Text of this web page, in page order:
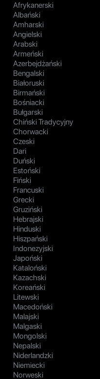
Afrykanerski
Albański
Amharski
Angielski
Arabski
Armeński
Azerbejdżański
Bengalski
Białoruski
Birmański
Bośniacki
Bułgarski
Chiński Tradycyjny
Chorwacki
Czeski
Dari
Duński
Estoński
Fiński
Francuski
Grecki
Gruziński
Hebrajski
Hinduski
Hiszpański
Indonezyjski
Japoński
Kataloński
Kazachski
Koreański
Litewski
Macedoński
Malajski
Malgaski
Mongolski
Nepalski
Niderlandzki
Niemiecki
Norweski